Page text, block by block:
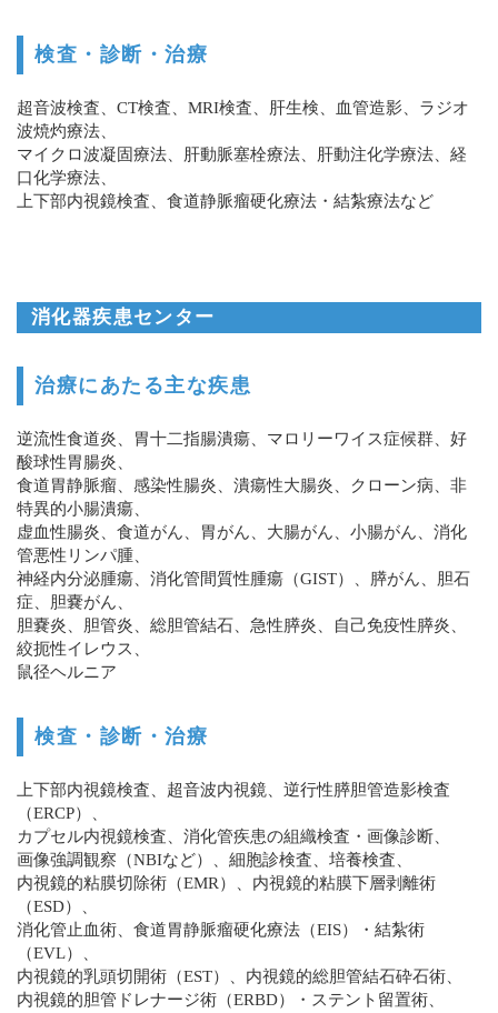
検査・診断・治療
超音波検査、CT検査、MRI検査、肝生検、血管造影、ラジオ
波焼灼療法、
マイクロ波凝固療法、肝動脈塞栓療法、肝動注化学療法、経
口化学療法、
上下部内視鏡検査、食道静脈瘤硬化療法・結紮療法など
消化器疾患センター
治療にあたる主な疾患
逆流性食道炎、胃十二指腸潰瘍、マロリーワイス症候群、好
酸球性胃腸炎、
食道胃静脈瘤、感染性腸炎、潰瘍性大腸炎、クローン病、非
特異的小腸潰瘍、
虚血性腸炎、食道がん、胃がん、大腸がん、小腸がん、消化
管悪性リンパ腫、
神経内分泌腫瘍、消化管間質性腫瘍（GIST）、膵がん、胆石
症、胆嚢がん、
胆嚢炎、胆管炎、総胆管結石、急性膵炎、自己免疫性膵炎、
絞扼性イレウス、
鼠径ヘルニア
検査・診断・治療
上下部内視鏡検査、超音波内視鏡、逆行性膵胆管造影検査
（ERCP）、
カプセル内視鏡検査、消化管疾患の組織検査・画像診断、
画像強調観察（NBIなど）、細胞診検査、培養検査、
内視鏡的粘膜切除術（EMR）、内視鏡的粘膜下層剥離術
（ESD）、
消化管止血術、食道胃静脈瘤硬化療法（EIS）・結紮術
（EVL）、
内視鏡的乳頭切開術（EST）、内視鏡的総胆管結石砕石術、
内視鏡的胆管ドレナージ術（ERBD）・ステント留置術、